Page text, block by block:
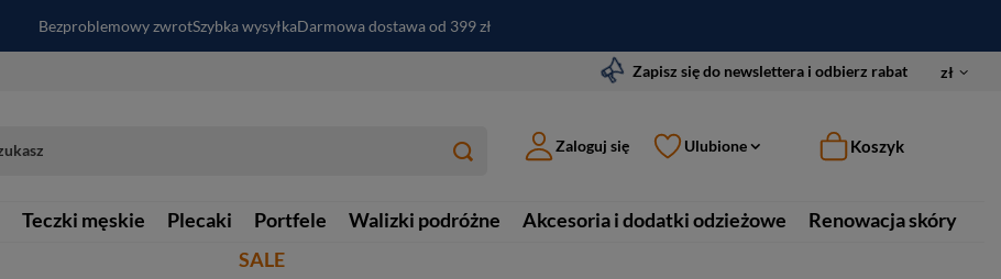
Bezproblemowy zwrotSzybka wysyłkaDarmowa dostawa od 399 zł
Zapisz się do newslettera i odbierz rabat zł
Zaloguj się Ulubione Koszyk
Teczki męskie Plecaki Portfele Walizki podróżne Akcesoria i dodatki odzieżowe
Renowacja skóry
SALE